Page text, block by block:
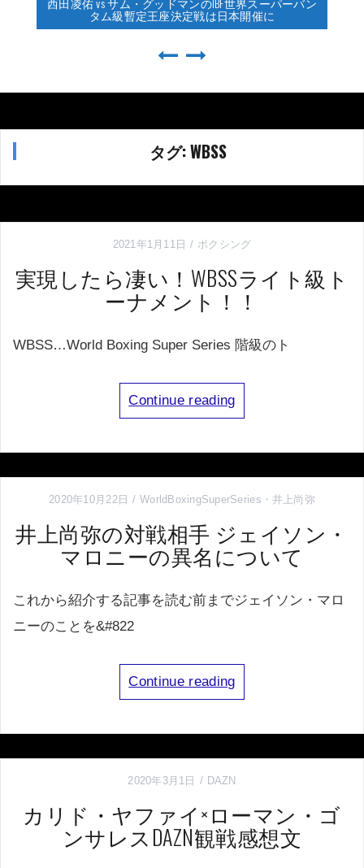
タム級暫定王座決定戦は日本開催に
タグ:WBSS
2021年1月11日 ボクシング
実現したら凄い！WBSSライト級ト
ーナメント！！
WBSS…World Boxing Super Series 階級のト
Continue reading
2020年10月22日 WorldBoxingSuperSeries ・ 井上尚弥
井上尚弥の対戦相手 ジェイソン・
マロニーの異名について
これから紹介する記事を読む前までジェイソン・マロ
ニーのことを&#822
Continue reading
2020年3月1日 DAZN
カリド・ヤファイ×ローマン・ゴ
ンサレスDAZN観戦感想文